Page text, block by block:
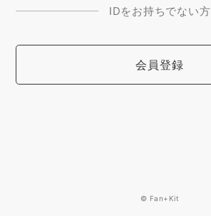
IDをお持ちでない方
会員登録
© Fan+Kit